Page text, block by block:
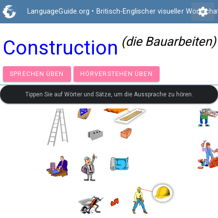
LanguageGuide.org • Britisch-Englischer visueller settings
Construction (die Bauarbeiten)
SPRECHEN ÜBEN HÖRVERSTEHEN ÜBEN
Tippen Sie auf Wörter und Sätze, um die Aussprache zu hören.